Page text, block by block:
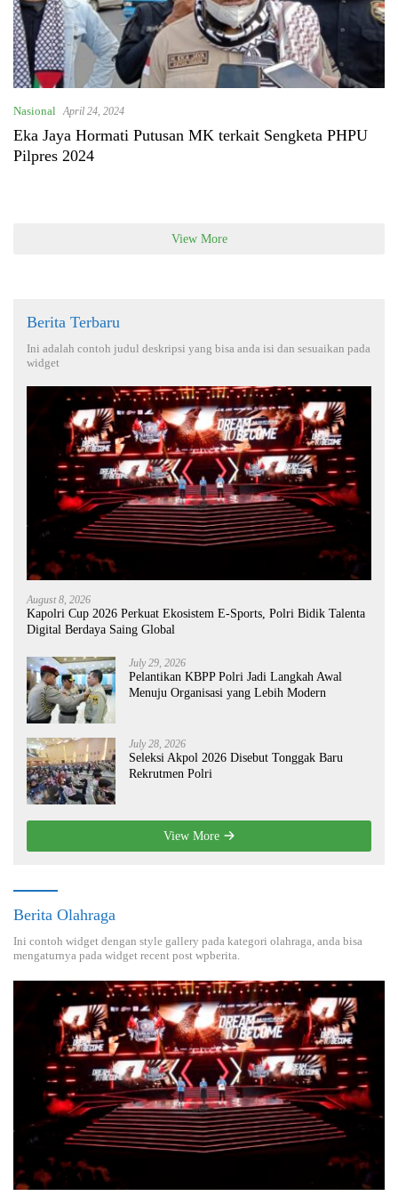
Nasional April 24, 2024
Eka Jaya Hormati Putusan MK terkait Sengketa PHPU
Pilpres 2024
View More
Berita Terbaru
Ini adalah contoh judul deskripsi yang bisa anda isi dan sesuaikan pada
widget
August 8, 2026
Kapolri Cup 2026 Perkuat Ekosistem E-Sports, Polri Bidik Talenta
Digital Berdaya Saing Global
July 29, 2026
Pelantikan KBPP Polri Jadi Langkah Awal
Menuju Organisasi yang Lebih Modern
July 28, 2026
Seleksi Akpol 2026 Disebut Tonggak Baru
Rekrutmen Polri
View More
Berita Olahraga
Ini contoh widget dengan style gallery pada kategori olahraga, anda bisa
mengaturnya pada widget recent post wpberita.